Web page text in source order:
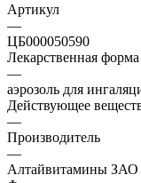
Артикул
—
ЦБ000050590
Лекарственная форма
—
аэрозоль для
Действующее
—
Производитель
—
Алтайвитамины ЗАО